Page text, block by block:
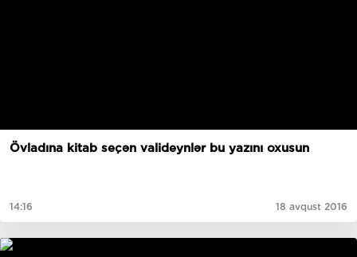
Övladına kitab seçən valideynlər bu yazını oxusun
14:16 18 avqust 2016